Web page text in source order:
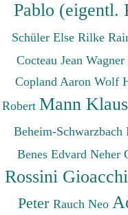
Pablo (eigentl.
Schüler Else Rilke
Cocteau Jean
Copland Aaron Wolf
Robert Mann Klaus
Beheim-Schwarzbach
Benes Edvard Neher
Rossini
Peter Rauch Neo